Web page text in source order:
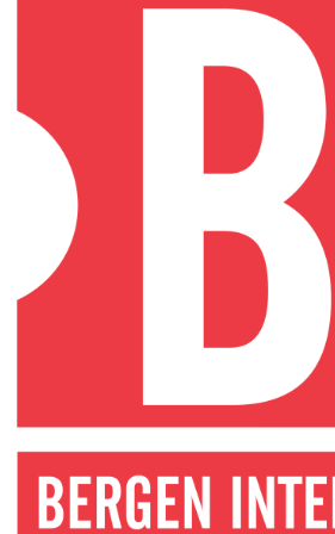
LANGUE FRANÇAISE
Apprendre le français
en France
Promotion de la langue
française
Francophonie
Visite de classes
Certifications
Formation des
enseignants